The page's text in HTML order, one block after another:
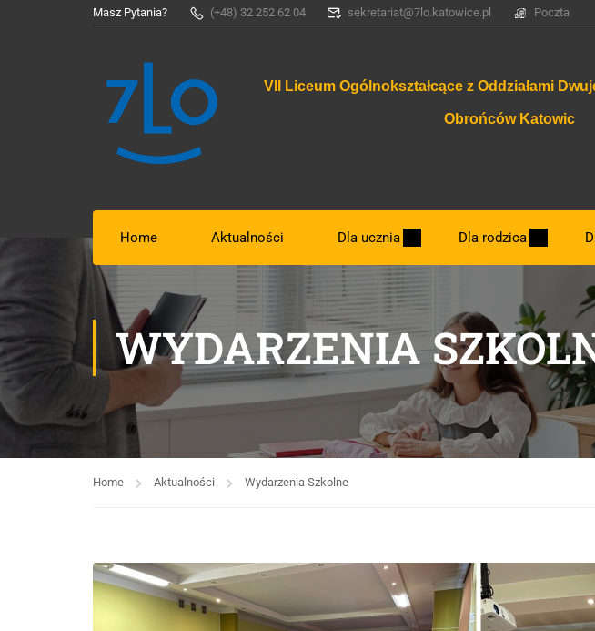
Masz Pytania? (+48) 32 252 62 04 sekretariat@7lo.katowice.pl Poczta
VII Liceum Ogólnokształcące z Oddziałami
Obrońców Katowic
Home Aktualności Dla ucznia Dla rodzica
WYDARZENIA
Home Aktualności Wydarzenia Szkolne